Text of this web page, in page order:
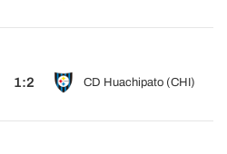
1:2 CD Huachipato (CHI)